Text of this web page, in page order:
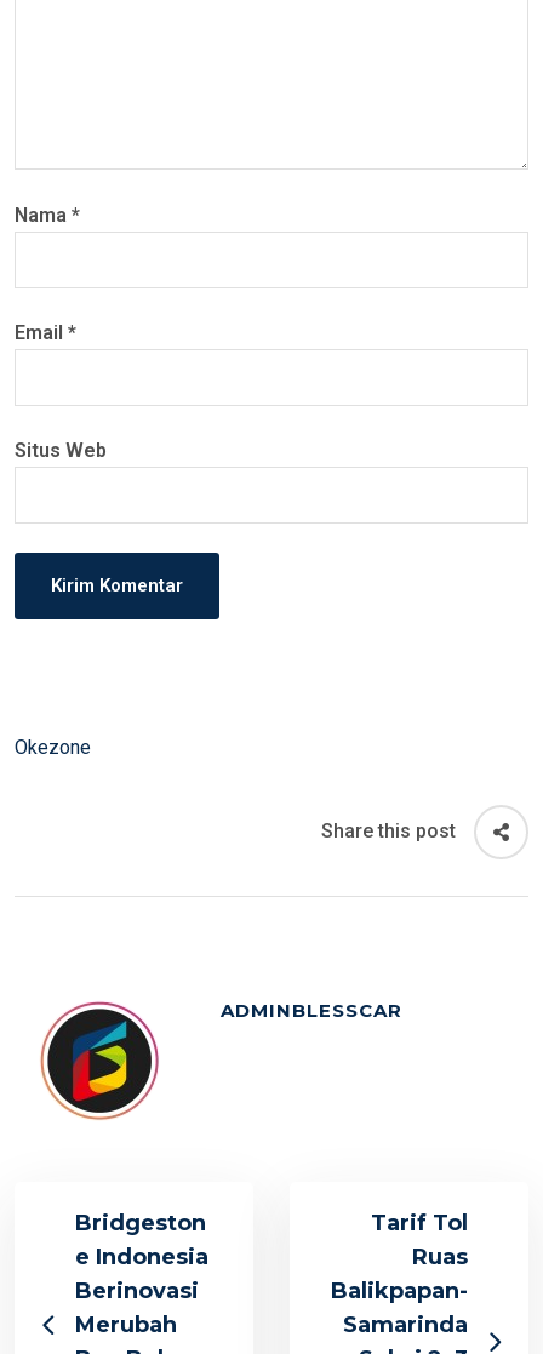
Nama *
Email *
Situs Web
Okezone
Share this post
ADMINBLESSCAR
Bridgeston
e Indonesia
Berinovasi
Merubah
Tarif Tol
Ruas
Balikpapan-
Samarinda